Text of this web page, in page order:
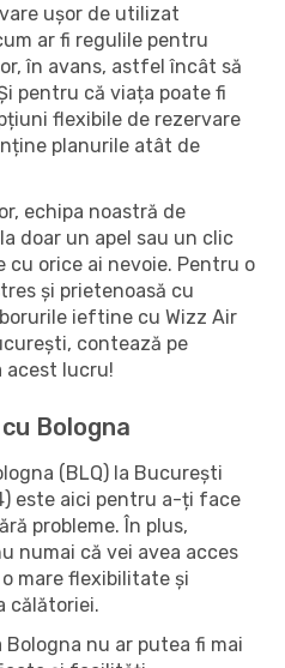
ușor de utilizat
ar fi regulile pentru
în avans, astfel încât să
pentru că viața poate fi
flexibile de rezervare
planurile atât de
echipa noastră de
doar un apel sau un clic
orice ai nevoie. Pentru o
și prietenoasă cu
ieftine cu Wizz Air
contează pe
acest lucru!
Bologna
(BLQ) la București
este aici pentru a-ți face
probleme. În plus,
numai că vei avea acces
mare flexibilitate și
călătoriei.
nu ar putea fi mai